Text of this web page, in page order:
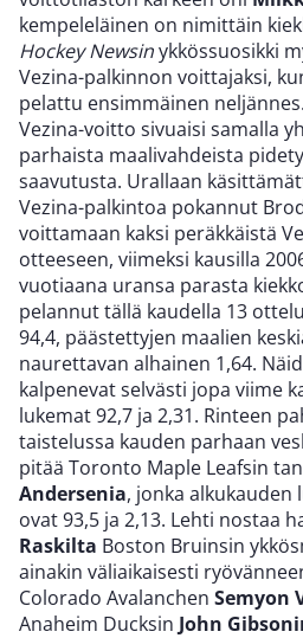
kempeleläinen on nimittäin
Hockey Newsinykkössuosikki
Vezina-palkinnon voittajaksi,
pelattu ensimmäinen
Vezina-voitto sivuaisi samalla
parhaista maalivahdeista
saavutusta. Urallaan
Vezina-palkintoa pokannut
voittamaan kaksi peräkkäistä
otteeseen, viimeksi kausilla
vuotiaana uransa parasta
pelannut tällä kaudella 13
94,4, päästettyjen maalien
naurettavan alhainen 1,64.
kalpenevat selvästi jopa viime
lukemat 92,7 ja 2,31. Rinteen
taistelussa kauden parhaan
pitää Toronto Maple Leafsin
Andersenia, jonka alkukauden
ovat 93,5 ja 2,13. Lehti nostaa
Raskilta Boston Bruinsin
ainakin väliaikaisesti
Colorado Avalanchen Semyon
Anaheim Ducksin John